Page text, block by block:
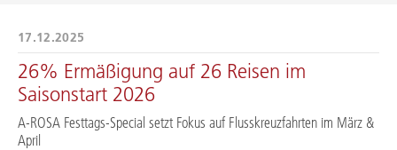
17.12.2025
26% Ermäßigung auf 26 Reisen im
Saisonstart 2026
A-ROSA Festtags-Special setzt Fokus auf Flusskreuzfahrten im März &
April